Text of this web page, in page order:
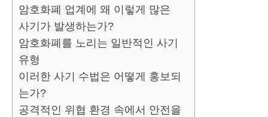
암호화폐 업계에 왜 이렇게 많은
사기가 발생하는가?
암호화폐를 노리는 일반적인 사기
유형
이러한 사기 수법은 어떻게 홍보되
는가?
공격적인 위협 환경 속에서 안전을